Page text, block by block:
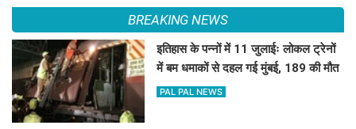
BREAKING NEWS
इतिहास के पन्नों में 11 जुलाईः लोकल ट्रेनों
में बम धमाकों से दहल गई मुंबई, 189 की मौत
PAL PAL NEWS